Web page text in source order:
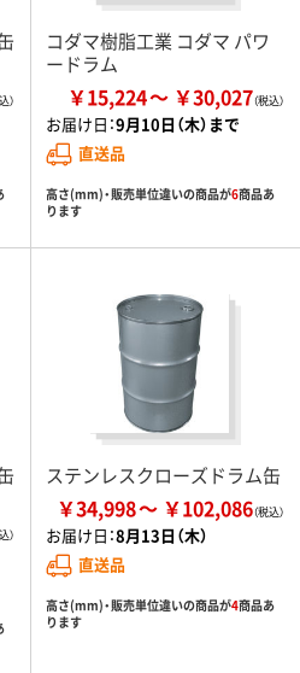
コダマ樹脂工業 コダマ パワ
ードラム
￥15,224 ￥30,027
お届け日：9月10日（木）まで
直送品
高さ(mm)・販売単位違いの商品が6商品あ
ります
ステンレスクローズドラム缶
￥34,998 ￥102,086
お届け日：8月13日（木）
直送品
高さ(mm)・販売単位違いの商品が4商品あ
ります